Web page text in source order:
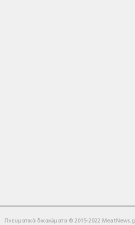
Πνευματικά δικαιώματα © 2015-2022